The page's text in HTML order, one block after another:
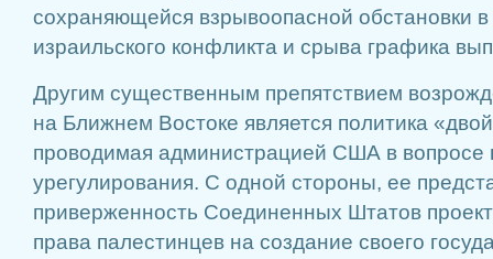
сохраняющейся взрыво­опасной обстановки
израильского конфликта и срыва графика
Другим существенным препятствием
на Ближнем Вос­токе является политика
проводимая администрацией США в вопро­се
уре­гулирования. С одной стороны, ее
приверженность Соединенных Штатов
права палестинцев на со­здание своего